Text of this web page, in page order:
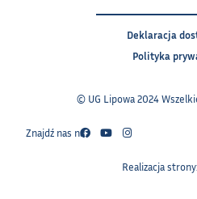
Deklaracja
Polityka
© UG Lipowa 2024
Znajdź nas na:
Realizacja strony: